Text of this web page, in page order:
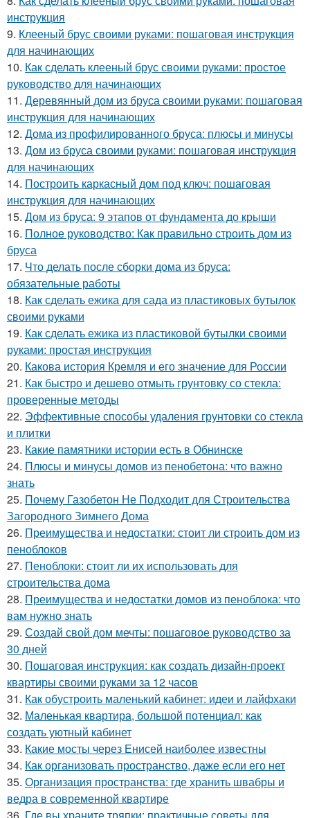
инструкция
9. Клееный брус своими руками: пошаговая инструкция
для начинающих
10. Как сделать клееный брус своими руками: простое
руководство для начинающих
11. Деревянный дом из бруса своими руками: пошаговая
инструкция для начинающих
12. Дома из профилированного бруса: плюсы и минусы
13. Дом из бруса своими руками: пошаговая инструкция
для начинающих
14. Построить каркасный дом под ключ: пошаговая
инструкция для начинающих
15. Дом из бруса: 9 этапов от фундамента до крыши
16. Полное руководство: Как правильно строить дом из
бруса
17. Что делать после сборки дома из бруса:
обязательные работы
18. Как сделать ежика для сада из пластиковых бутылок
своими руками
19. Как сделать ежика из пластиковой бутылки своими
руками: простая инструкция
20. Какова история Кремля и его значение для России
21. Как быстро и дешево отмыть грунтовку со стекла:
проверенные методы
22. Эффективные способы удаления грунтовки со стекла
и плитки
23. Какие памятники истории есть в Обнинске
24. Плюсы и минусы домов из пенобетона: что важно
знать
25. Почему Газобетон Не Подходит для Строительства
Загородного Зимнего Дома
26. Преимущества и недостатки: стоит ли строить дом из
пеноблоков
27. Пеноблоки: стоит ли их использовать для
строительства дома
28. Преимущества и недостатки домов из пеноблока: что
вам нужно знать
29. Создай свой дом мечты: пошаговое руководство за
30 дней
30. Пошаговая инструкция: как создать дизайн-проект
квартиры своими руками за 12 часов
31. Как обустроить маленький кабинет: идеи и лайфхаки
32. Маленькая квартира, большой потенциал: как
создать уютный кабинет
33. Какие мосты через Енисей наиболее известны
34. Как организовать пространство, даже если его нет
35. Организация пространства: где хранить швабры и
ведра в современной квартире